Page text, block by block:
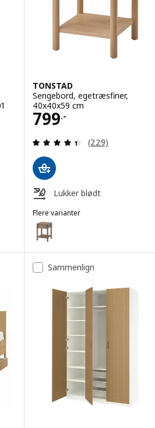
hvid/
mørkegrå/brun
mørkegrå/brun
TONSTAD
Sengebord, egetræsfiner,
40x40x59 cm
799.-
Pris 799.-
Anmeld: 4.4 ud
(229)
Lukker blødt
Flere varianter
TONSTAD
Mulighed: TONSTAD,
Mulighed: TONSTAD,
Sammenlign